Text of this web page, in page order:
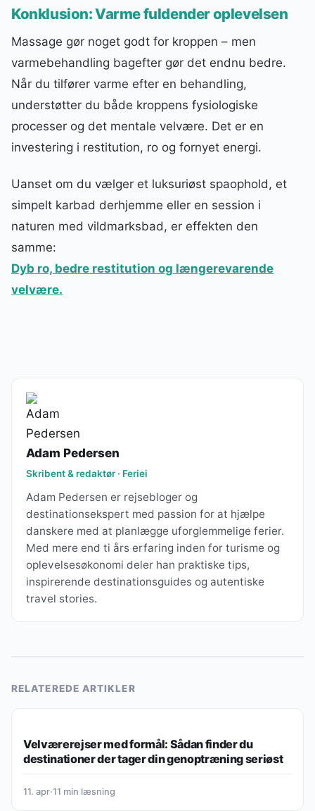
Konklusion: Varme fuldender oplevelsen
Massage gør noget godt for kroppen – men
varmebehandling bagefter gør det endnu bedre.
Når du tilfører varme efter en behandling,
understøtter du både kroppens fysiologiske
processer og det mentale velvære. Det er en
investering i restitution, ro og fornyet energi.
Uanset om du vælger et luksuriøst spaophold, et
simpelt karbad derhjemme eller en session i
naturen med vildmarksbad, er effekten den
samme:
Dyb ro, bedre restitution og længerevarende
velvære.
Adam Pedersen
Skribent & redaktør · Feriei
Adam Pedersen er rejsebloger og
destinationsekspert med passion for at hjælpe
danskere med at planlægge uforglemmelige ferier.
Med mere end ti års erfaring inden for turisme og
oplevelsesøkonomi deler han praktiske tips,
inspirerende destinationsguides og autentiske
travel stories.
RELATEREDE ARTIKLER
Velværerejser med formål: Sådan finder du
destinationer der tager din genoptræning seriøst
11. apr·11 min læsning